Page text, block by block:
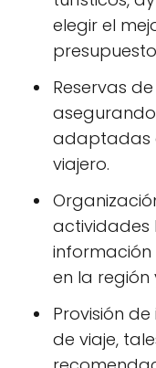
elegir el
Reservas
adaptadas
viajero.
actividades
información
en la
Provisión
de viaje,